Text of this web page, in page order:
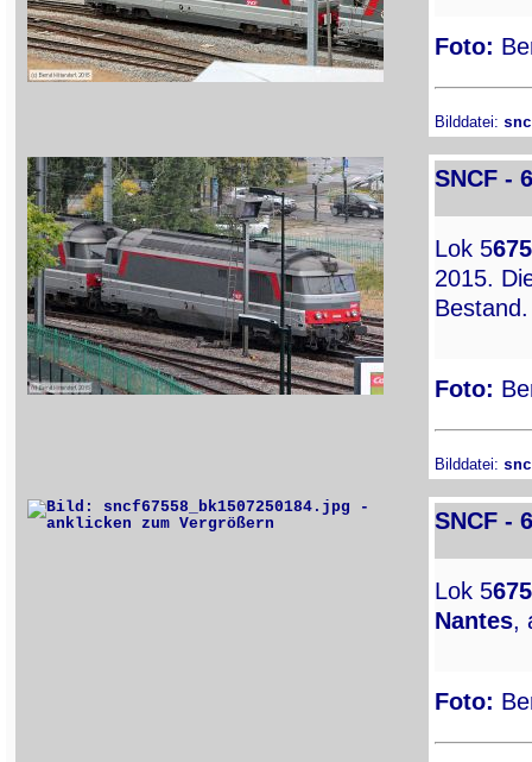
Foto:
Bilddatei:
SNCF -
Lok 5
2015.
Bestand.
Foto:
Bilddatei:
SNCF -
Lok 5
Nantes,
Foto: